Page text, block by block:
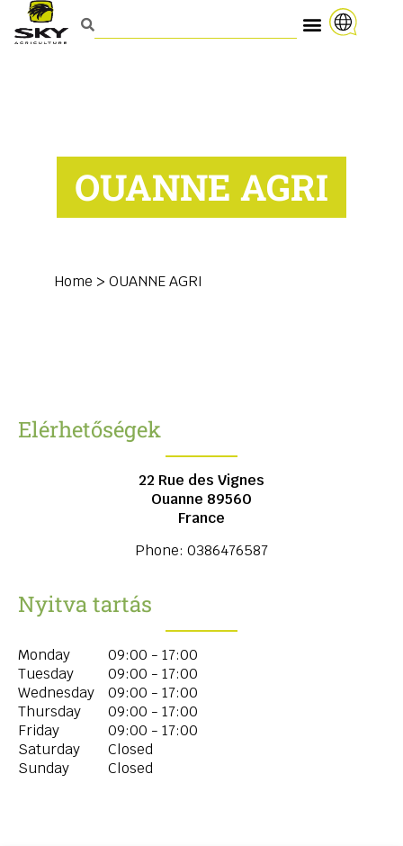
OUANNE AGRI
Home > OUANNE AGRI
Elérhetőségek
22 Rue des Vignes
Ouanne 89560
France
Phone: 0386476587
Nyitva tartás
Monday
09:00 - 17:00
Tuesday
09:00 - 17:00
Wednesday
09:00 - 17:00
Thursday
09:00 - 17:00
Friday
09:00 - 17:00
Saturday
Closed
Sunday
Closed